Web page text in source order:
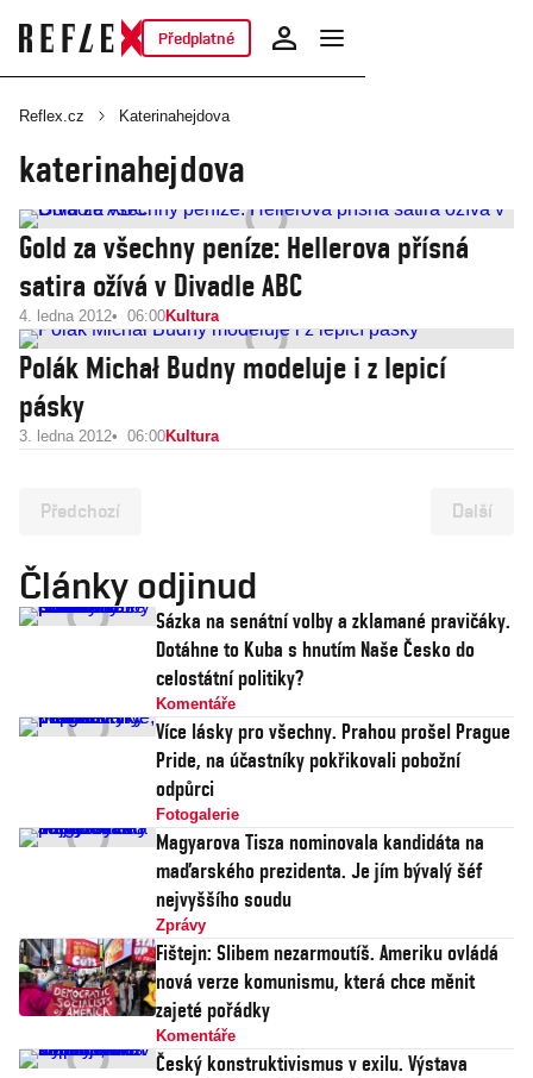
Předplatné
Reflex.cz Katerinahejdova
katerinahejdova
Gold za všechny peníze: Hellerova přísná
satira ožívá v Divadle ABC
4. ledna 2012 06:00Kultura
Polák Michał Budny modeluje i z lepicí
pásky
3. ledna 2012 06:00Kultura
Předchozí Další
Články odjinud
Sázka na senátní volby a zklamané pravičáky.
Dotáhne to Kuba s hnutím Naše Česko do
celostátní politiky?
Komentáře
Více lásky pro všechny. Prahou prošel Prague
Pride, na účastníky pokřikovali pobožní
odpůrci
Fotogalerie
Magyarova Tisza nominovala kandidáta na
maďarského prezidenta. Je jím bývalý šéf
nejvyššího soudu
Zprávy
Fištejn: Slibem nezarmoutíš. Ameriku ovládá
nová verze komunismu, která chce měnit
zajeté pořádky
Komentáře
Český konstruktivismus v exilu. Výstava